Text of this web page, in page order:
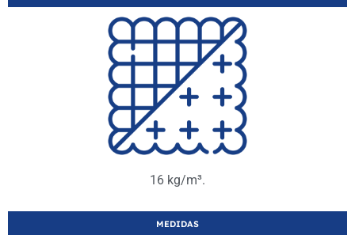
16 kg/m³.
MEDIDAS